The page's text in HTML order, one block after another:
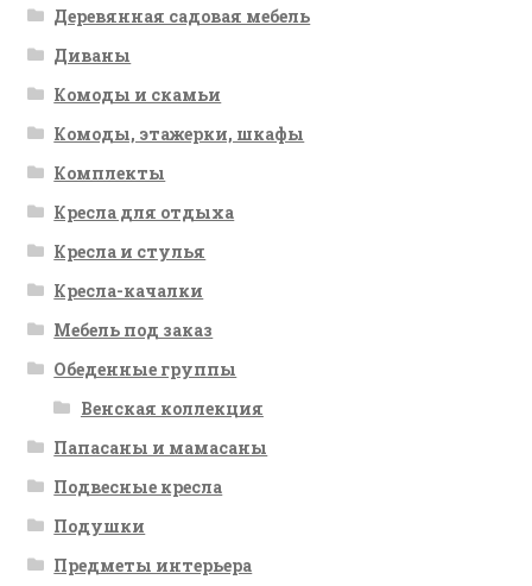
Деревянная садовая мебель
Диваны
Комоды и скамьи
Комоды, этажерки, шкафы
Комплекты
Кресла для отдыха
Кресла и стулья
Кресла-качалки
Мебель под заказ
Обеденные группы
Венская коллекция
Папасаны и мамасаны
Подвесные кресла
Подушки
Предметы интерьера